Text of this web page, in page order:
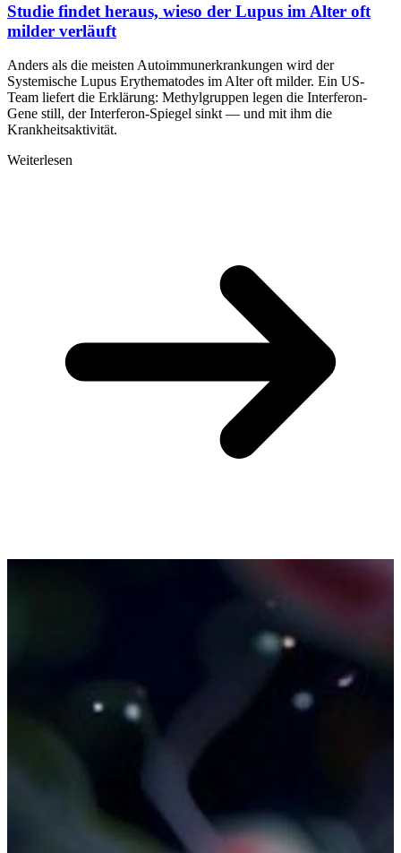
Studie findet heraus, wieso der Lupus im Alter oft
milder verläuft
Anders als die meisten Autoimmunerkrankungen wird der
Systemische Lupus Erythematodes im Alter oft milder. Ein US-
Team liefert die Erklärung: Methylgruppen legen die Interferon-
Gene still, der Interferon-Spiegel sinkt — und mit ihm die
Krankheitsaktivität.
Weiterlesen